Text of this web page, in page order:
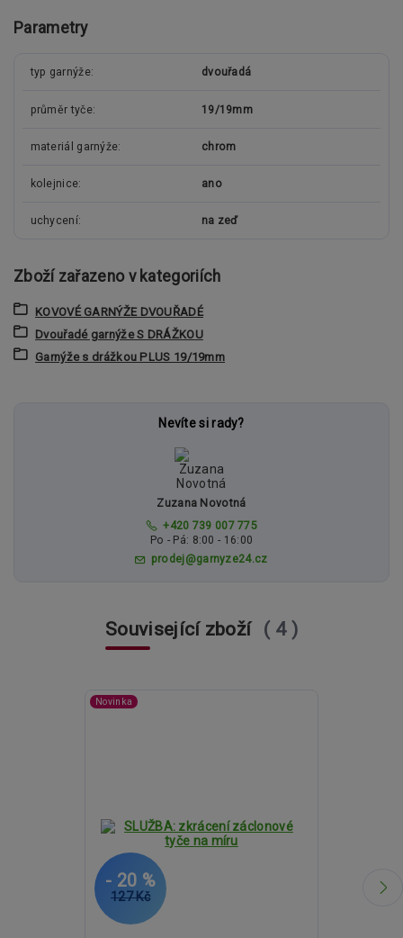
Parametry
typ garnýže dvouřadá
průměr tyče 19/19mm
materiál garnýže chrom
kolejnice ano
uchycení na zeď
Zboží zařazeno v kategoriích
KOVOVÉ GARNÝŽE DVOUŘADÉ
Dvouřadé garnýže S DRÁŽKOU
Garnýže s drážkou PLUS 19/19mm
Nevíte si rady?
Zuzana Novotná
+420 739 007 775
Po - Pá: 8:00 - 16:00
prodej@garnyze24.cz
Související zboží 4
Novinka
127 Kč
- 20 %
2 055 Kč
- 23 %